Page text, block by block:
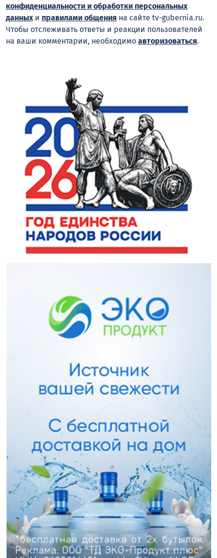
конфиденциальности и обработки персональных
данныхи правилами общения на сайте tv-gubernia.ru.
Чтобы отслеживать ответы и реакции пользователей
на ваши комментарии, необходимо авторизоваться.